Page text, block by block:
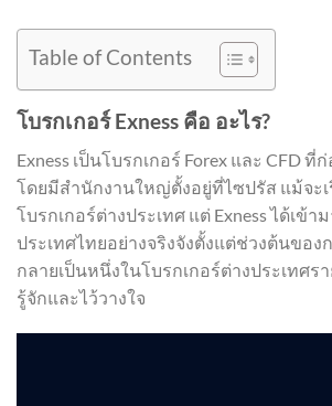
Table of Contents
โบรกเกอร์ Exness คือ อะไร?
Exness เป็นโบรกเกอร์ Forex และ CFD
โดยมีสำนักงานใหญ่ตั้งอยู่ที่ไซปรัส แม้จะ
โบรกเกอร์ต่างประเทศ แต่ Exness ได้เข้
ประเทศไทยอย่างจริงจังตั้งแต่ช่วงต้นของ
กลายเป็นหนึ่งในโบรกเกอร์ต่างประเทศร
รู้จักและไว้วางใจ